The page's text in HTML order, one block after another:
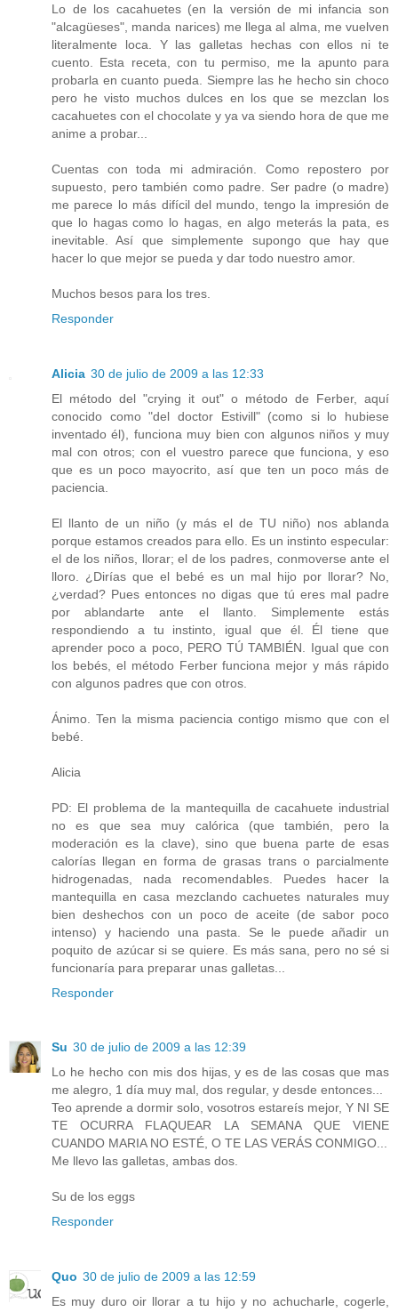
Lo de los cacahuetes (en la versión de mi infancia son
"alcagüeses", manda narices) me llega al alma, me vuelven
literalmente loca. Y las galletas hechas con ellos ni te
cuento. Esta receta, con tu permiso, me la apunto para
probarla en cuanto pueda. Siempre las he hecho sin choco
pero he visto muchos dulces en los que se mezclan los
cacahuetes con el chocolate y ya va siendo hora de que me
anime a probar...
Cuentas con toda mi admiración. Como repostero por
supuesto, pero también como padre. Ser padre (o madre)
me parece lo más difícil del mundo, tengo la impresión de
que lo hagas como lo hagas, en algo meterás la pata, es
inevitable. Así que simplemente supongo que hay que
hacer lo que mejor se pueda y dar todo nuestro amor.
Muchos besos para los tres.
Responder
Alicia 30 de julio de 2009 a las 12:33
El método del "crying it out" o método de Ferber, aquí
conocido como "del doctor Estivill" (como si lo hubiese
inventado él), funciona muy bien con algunos niños y muy
mal con otros; con el vuestro parece que funciona, y eso
que es un poco mayocrito, así que ten un poco más de
paciencia.
El llanto de un niño (y más el de TU niño) nos ablanda
porque estamos creados para ello. Es un instinto especular:
el de los niños, llorar; el de los padres, conmoverse ante el
lloro. ¿Dirías que el bebé es un mal hijo por llorar? No,
¿verdad? Pues entonces no digas que tú eres mal padre
por ablandarte ante el llanto. Simplemente estás
respondiendo a tu instinto, igual que él. Él tiene que
aprender poco a poco, PERO TÚ TAMBIÉN. Igual que con
los bebés, el método Ferber funciona mejor y más rápido
con algunos padres que con otros.
Ánimo. Ten la misma paciencia contigo mismo que con el
bebé.
Alicia
PD: El problema de la mantequilla de cacahuete industrial
no es que sea muy calórica (que también, pero la
moderación es la clave), sino que buena parte de esas
calorías llegan en forma de grasas trans o parcialmente
hidrogenadas, nada recomendables. Puedes hacer la
mantequilla en casa mezclando cachuetes naturales muy
bien deshechos con un poco de aceite (de sabor poco
intenso) y haciendo una pasta. Se le puede añadir un
poquito de azúcar si se quiere. Es más sana, pero no sé si
funcionaría para preparar unas galletas...
Responder
Su 30 de julio de 2009 a las 12:39
Lo he hecho con mis dos hijas, y es de las cosas que mas
me alegro, 1 día muy mal, dos regular, y desde entonces...
Teo aprende a dormir solo, vosotros estareís mejor, Y NI SE
TE OCURRA FLAQUEAR LA SEMANA QUE VIENE
CUANDO MARIA NO ESTÉ, O TE LAS VERÁS CONMIGO...
Me llevo las galletas, ambas dos.
Su de los eggs
Responder
Quo 30 de julio de 2009 a las 12:59
Es muy duro oir llorar a tu hijo y no achucharle, cogerle,